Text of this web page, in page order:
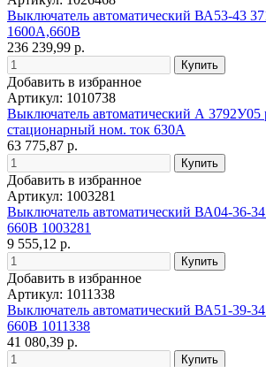
Выключатель автоматический ВА53-43
1600А,660В
236 239,99 р.
Добавить в избранное
Артикул: 1010738
Выключатель автоматический А 3792У05
стационарный ном. ток 630А
63 775,87 р.
Добавить в избранное
Артикул: 1003281
Выключатель автоматический ВА04-36-
660В 1003281
9 555,12 р.
Добавить в избранное
Артикул: 1011338
Выключатель автоматический ВА51-39-
660В 1011338
41 080,39 р.